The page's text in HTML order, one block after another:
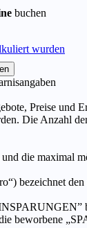
buchen
wurden
Preise und
Die Anzahl
die maximal
bezeichnet
beworbene